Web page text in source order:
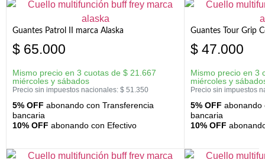
Guantes Patrol II marca Alaska
$ 65.000
Mismo precio en 3 cuotas de $ 21.667
miércoles y sábados
Precio sin impuestos nacionales: $ 51.350
5% OFF abonando con Transferencia
bancaria
10% OFF abonando con Efectivo
Guantes Tour Grip
$ 47.000
Mismo precio en 3
miércoles y
Precio sin impuestos
5% OFF abonando
bancaria
10% OFF